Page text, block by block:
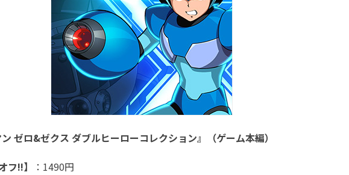
ゼロ&ゼクス ダブルヒーローコレクション』（ゲーム本編）
フ!!】
：1490円